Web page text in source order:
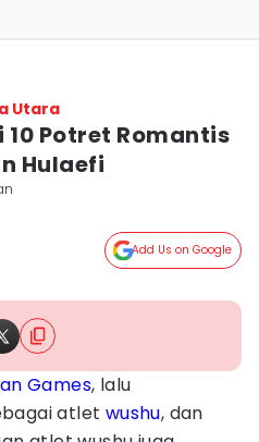
Utara
Potret Romantis
Hulaefi
Add Us on Google
Games, lalu
atlet wushu, dan